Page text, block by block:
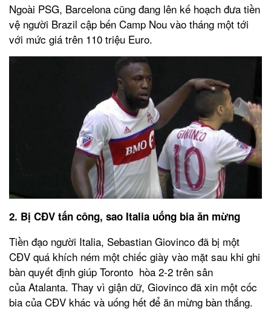
Ngoài PSG, Barcelona cũng đang lên kế hoạch đưa tiền
vệ người Brazil cập bến Camp Nou vào tháng một tới
với mức giá trên 110 triệu Euro.
2. Bị CĐV tấn công, sao Italia uống bia ăn mừng
Tiền đạo người Italia, Sebastian Giovinco đã bị một
CĐV quá khích ném một chiếc giày vào mặt sau khi ghi
bàn quyết định giúp Toronto hòa 2-2 trên sân
của Atalanta. Thay vì giận dữ, Giovinco đã xin một cốc
bia của CĐV khác và uống hết để ăn mừng bàn thắng.